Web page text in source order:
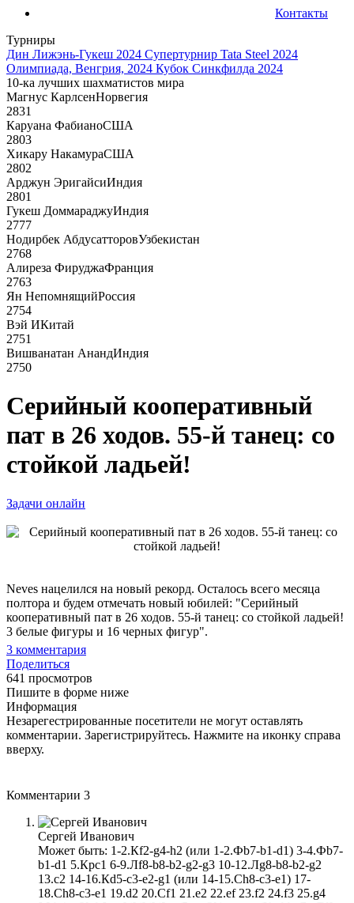
Контакты
Турниры
Дин Лижэнь-Гукеш 2024 Супертурнир Tata Steel 2024
Олимпиада, Венгрия, 2024 Кубок Синкфилда 2024
10-ка лучших шахматистов мира
Магнус КарлсенНорвегия
2831
Каруана ФабианоСША
2803
Хикару НакамураСША
2802
Арджун ЭригайсиИндия
2801
Гукеш ДоммараджуИндия
2777
Нодирбек АбдусатторовУзбекистан
2768
Алиреза ФируджаФранция
2763
Ян НепомнящийРоссия
2754
Вэй ИКитай
2751
Вишванатан АнандИндия
2750
Серийный кооперативный
пат в 26 ходов. 55-й танец: со
стойкой ладьей!
Задачи онлайн
Neves нацелился на новый рекорд. Осталось всего месяца
полтора и будем отмечать новый юбилей: "Серийный
кооперативный пат в 26 ходов. 55-й танец: со стойкой ладьей!
3 белые фигуры и 16 черных фигур".
3 комментария
Поделиться
641 просмотров
Пишите в форме ниже
Информация
Незарегестрированные посетители не могут оставлять
комментарии. Зарегистрируйтесь. Нажмите на иконку справа
вверху.
Комментарии 3
Сергей Иванович
Может быть: 1-2.Кf2-g4-h2 (или 1-2.Фb7-b1-d1) 3-4.Фb7-
b1-d1 5.Крс1 6-9.Лf8-b8-b2-g2-g3 10-12.Лg8-b8-b2-g2
13.с2 14-16.Кd5-c3-e2-g1 (или 14-15.Ch8-c3-e1) 17-
18.Ch8-c3-e1 19.d2 20.Cf1 21.e2 22.ef 23.f2 24.f3 25.g4